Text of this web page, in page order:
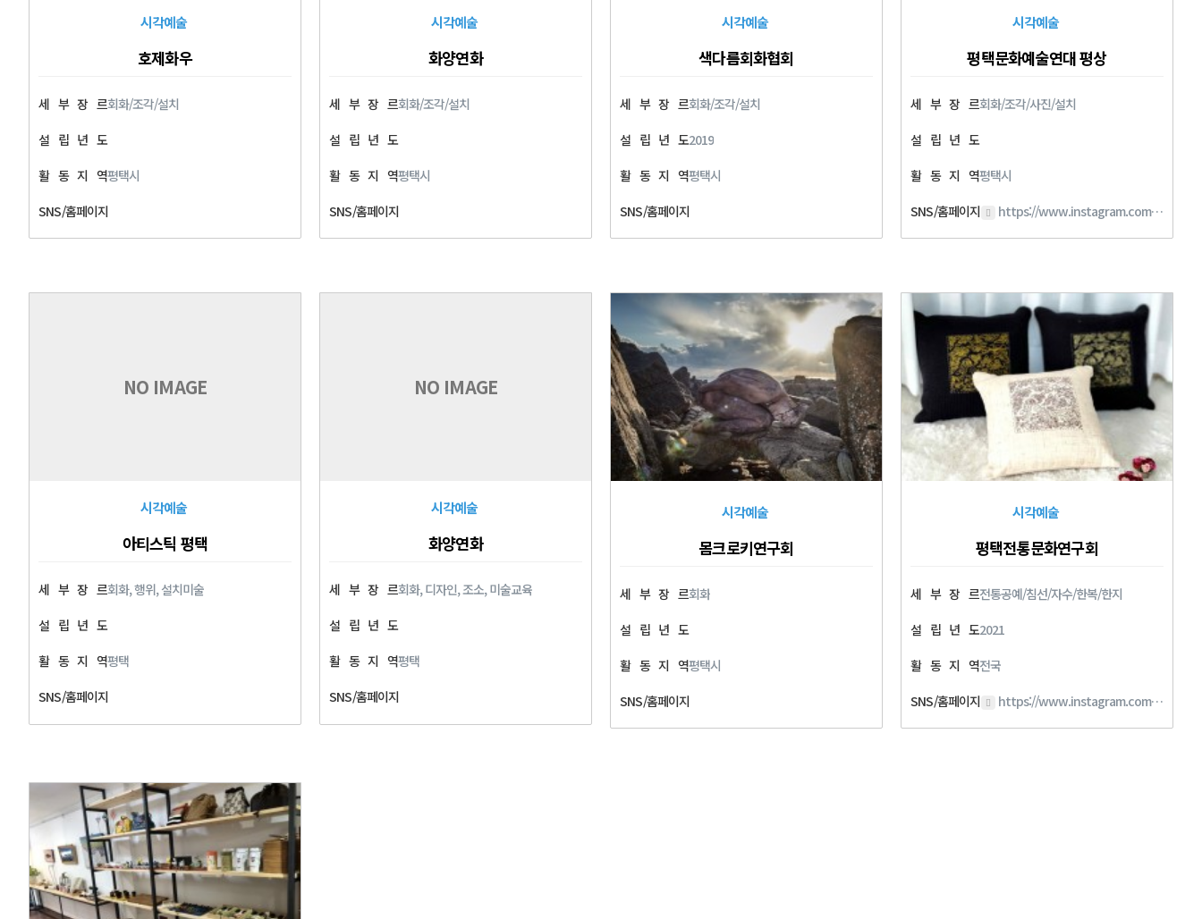
시각예술
호제화우
세 부 장 르회화/조각/설치
설 립 년 도
활 동 지 역평택시
SNS/홈페이지
시각예술
화양연화
세 부 장 르회화/조각/설치
설 립 년 도
활 동 지 역평택시
SNS/홈페이지
시각예술
색다름회화협회
세 부 장 르회화/조각/설치
설 립 년 도2019
활 동 지 역평택시
SNS/홈페이지
시각예술
평택문화예술연대 평상
세 부 장 르회화/조각/사진/설치
설 립 년 도
활 동 지 역평택시
SNS/홈페이지
https://www.instagram.com/pyeongsang365?igsh=aXV5NGw0emUxM2l1
NO IMAGE
시각예술
아티스틱 평택
세 부 장 르회화, 행위, 설치미술
설 립 년 도
활 동 지 역평택
SNS/홈페이지
NO IMAGE
시각예술
화양연화
세 부 장 르회화, 디자인, 조소, 미술교육
설 립 년 도
활 동 지 역평택
SNS/홈페이지
시각예술
몸크로키연구회
세 부 장 르회화
설 립 년 도
활 동 지 역평택시
SNS/홈페이지
시각예술
평택전통문화연구회
세 부 장 르전통공예/침선/자수/한복/한지
설 립 년 도2021
활 동 지 역전국
SNS/홈페이지
https://www.instagram.com/pttc2020/?igsh=MWc5cTFsdmhreTFzbw%3D%3D#